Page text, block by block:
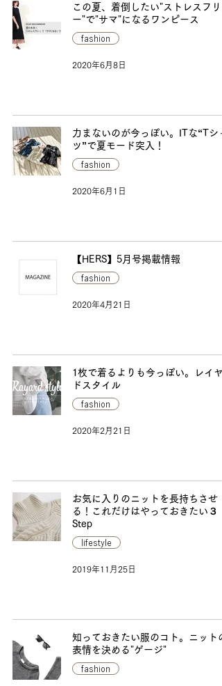
この夏、着倒したい"ストレスフリ
ー"で"サマ"になるワンピース
fashion
2020年6月8日
力まないのが今っぽい。ITな“Tシ
ツ”で夏モード突入！
fashion
2020年6月1日
【HERS】5月号掲載情報
fashion
2020年4月21日
1枚で着るよりも今っぽい。レイヤ
ドスタイル
fashion
2020年2月21日
お気に入りのニットを長持ちさせ
る！これだけはやっておきたい３
Step
lifestyle
2019年11月25日
知っておきたい服のコト。ニットの
表情を決める"ゲージ"
fashion